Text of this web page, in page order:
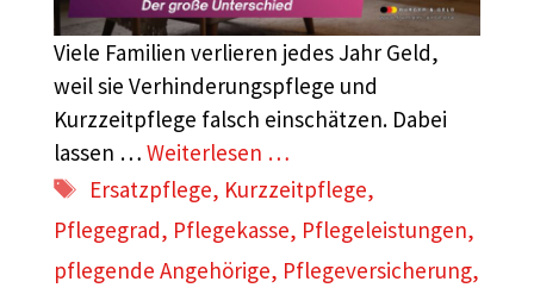
Viele Familien verlieren jedes Jahr Geld,
weil sie Verhinderungspflege und
Kurzzeitpflege falsch einschätzen. Dabei
lassen … Weiterlesen …
Schlagwörter
Ersatzpflege, Kurzzeitpflege,
Pflegegrad, Pflegekasse, Pflegeleistungen,
pflegende Angehörige, Pflegeversicherung,